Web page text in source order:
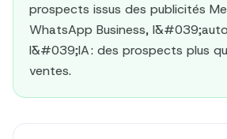
prospects issus des publicités
WhatsApp Business,
l&#039;IA : des prospects plus
ventes.